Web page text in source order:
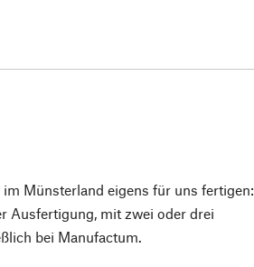
Münsterland eigens für uns fertigen:
Ausfertigung, mit zwei oder drei
bei Manufactum.